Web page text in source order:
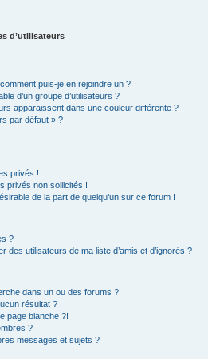
d’utilisateurs
puis-je en rejoindre un ?
d’un groupe d’utilisateurs ?
apparaissent dans une couleur différente ?
par défaut » ?
privés !
privés non sollicités !
de la part de quelqu’un sur ce forum !
?
des utilisateurs de ma liste d’amis et d’ignorés ?
dans un ou des forums ?
résultat ?
page blanche ?!
?
messages et sujets ?